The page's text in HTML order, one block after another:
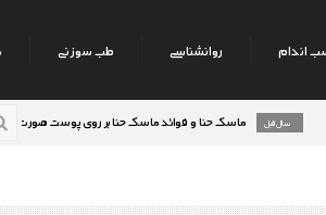
اندام روانشناسی طب سوزنی
ماسک حنا و فوائد ماسک حنا بر روی پوست صورت